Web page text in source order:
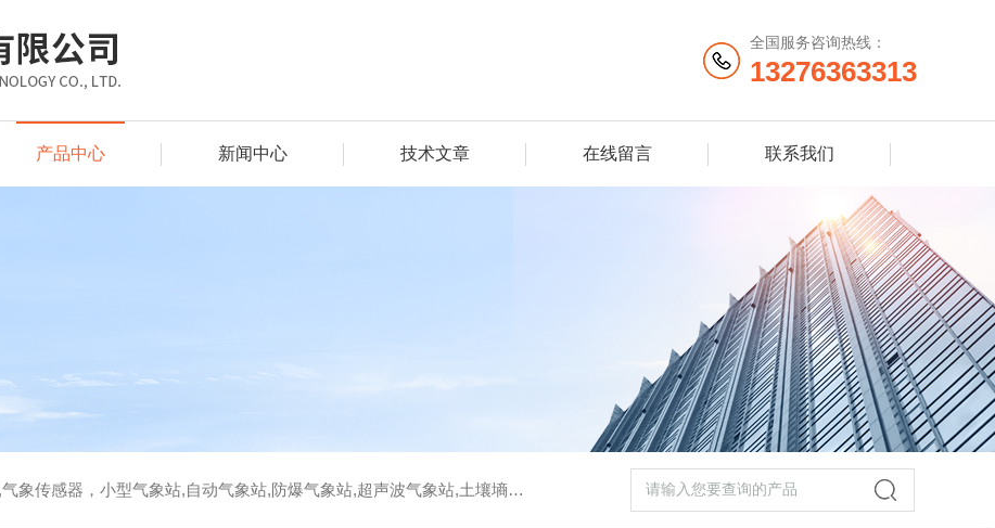
全国服务咨询热线：
13276363313
产品中心 新闻中心 技术文章 在线留言 联系我们
器，小型气象站,自动气象站,防爆气象站,超声波气象站,土壤墒情监测站,便携气象站